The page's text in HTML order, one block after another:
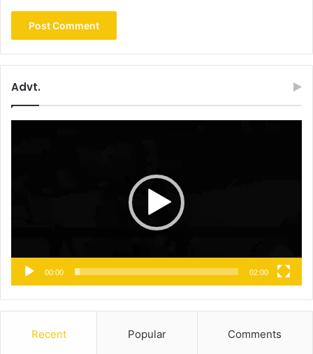
Advt.
00:00 02:00
Recent Popular Comments